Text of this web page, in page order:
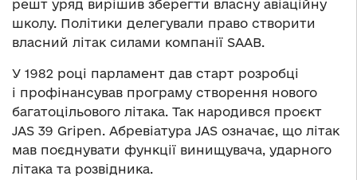
решт уряд вирішив зберегти власну авіаційну
школу. Політики делегували право створити
власний літак силами компанії SAAB.
У 1982 році парламент дав старт розробці
і профінансував програму створення нового
багатоцільового літака. Так народився проєкт
JAS 39 Gripen. Абревіатура JAS означає, що літак
мав поєднувати функції винищувача, ударного
літака та розвідника.